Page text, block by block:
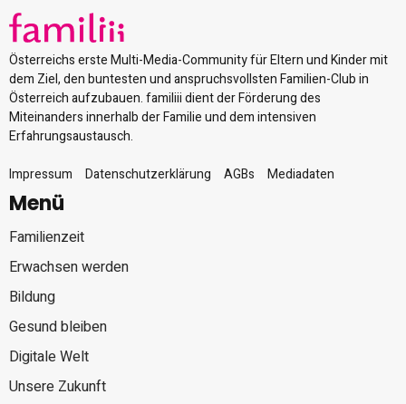
Österreichs erste Multi-Media-Community für Eltern und Kinder mit
dem Ziel, den buntesten und anspruchsvollsten Familien-Club in
Österreich aufzubauen. familiii dient der Förderung des
Miteinanders innerhalb der Familie und dem intensiven
Erfahrungsaustausch.
Impressum
Datenschutzerklärung AGBs Mediadaten
Menü
Familienzeit
Erwachsen werden
Bildung
Gesund bleiben
Digitale Welt
Unsere Zukunft